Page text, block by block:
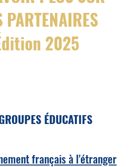
PARTENAIRES
dition 2025
ÉDUCATIFS
français à l'étranger